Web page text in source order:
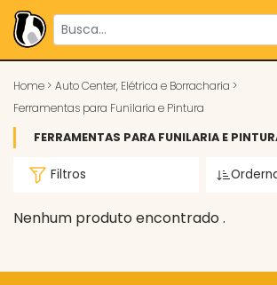
Home > Auto Center, Elétrica e Borracharia >
Ferramentas para Funilaria e Pintura
FERRAMENTAS PARA FUNILARIA E
Filtros
Nenhum produto encontrado .